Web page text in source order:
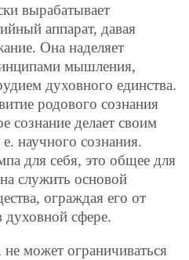
вырабатывает
аппарат, давая
Она наделяет
мышления,
духовного единства.
родового сознания
сознание делает своим
научного сознания.
для себя, это общее для
служить основой
ограждая его от
духовной сфере.
может ограничиваться